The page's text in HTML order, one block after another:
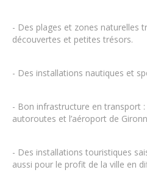
- Des plages et zones naturelles
découvertes et petites trésors.
- Des installations nautiques et
- Bon infrastructure en transport
autoroutes et l’aéroport de
- Des installations touristiques
aussi pour le profit de la ville en